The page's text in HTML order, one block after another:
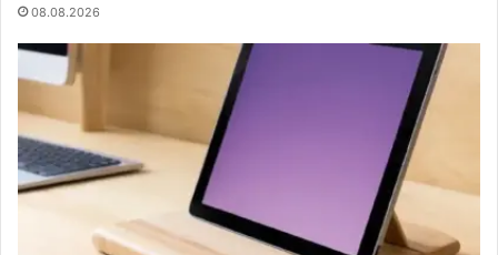
08.08.2026